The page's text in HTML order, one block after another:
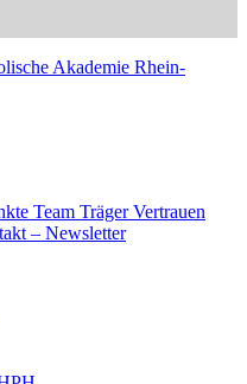
Team TrägerVertrauen
– Newsletter